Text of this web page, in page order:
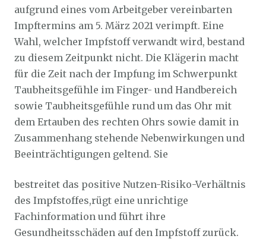
aufgrund eines vom Arbeitgeber vereinbarten
Impftermins am 5. März 2021 verimpft. Eine
Wahl, welcher Impfstoff verwandt wird, bestand
zu diesem Zeitpunkt nicht. Die Klägerin macht
für die Zeit nach der Impfung im Schwerpunkt
Taubheitsgefühle im Finger- und Handbereich
sowie Taubheitsgefühle rund um das Ohr mit
dem Ertauben des rechten Ohrs sowie damit in
Zusammenhang stehende Nebenwirkungen und
Beeinträchtigungen geltend. Sie
bestreitet das positive Nutzen-Risiko-Verhältnis
des Impfstoffes,rügt eine unrichtige
Fachinformation und führt ihre
Gesundheitsschäden auf den Impfstoff zurück.